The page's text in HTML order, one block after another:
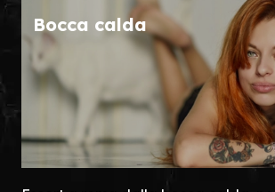
Bocca calda